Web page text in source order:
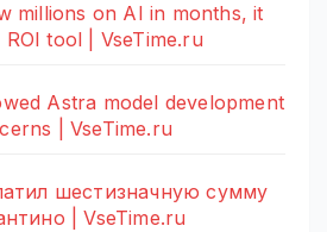
millions on AI in months, it
tool | VseTime.ru
Astra model development
| VseTime.ru
шестизначную сумму
| VseTime.ru